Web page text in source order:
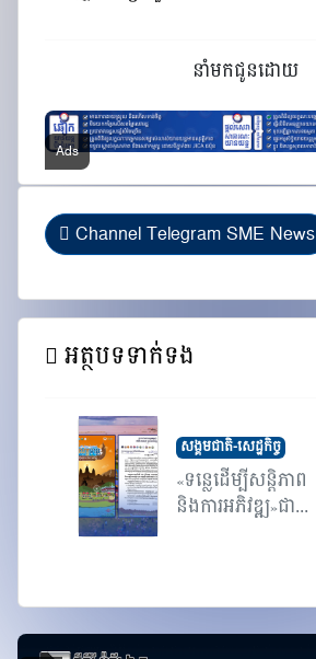
នាំមកជូនដោយ
Channel Telegram SME News
អត្ថបទទាក់ទង
សង្គមជាតិ-សេដ្ឋកិច្ច
«ទន្លេដើម្បីសន្តិភាព
និងការអភិវឌ្ឍ»ជា...